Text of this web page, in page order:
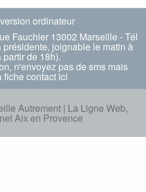
avancée
ordinateur
Fauchier 13002 Marseille - Tél
présidente, joignable le matin à
partir de 18h).
n'envoyez pas de sms mais
fiche contact ici
Autrement | La Ligne Web,
Aix en Provence